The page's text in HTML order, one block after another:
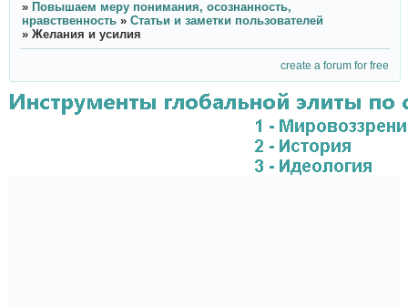
» Повышаем меру понимания, осознанность,
нравственность » Статьи и заметки пользователей
» Желания и усилия
create a forum for free